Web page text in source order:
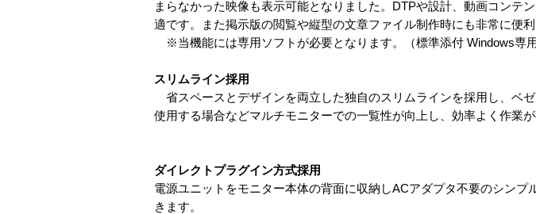
まらなかった映像も表示可能となりました。DTPや設計、動画コンテ
適です。また掲示版の閲覧や縦型の文章ファイル制作時にも非常に便利
※当機能には専用ソフトが必要となります。（標準添付 Windows専用
スリムライン採用
省スペースとデザインを両立した独自のスリムラインを採用し、ベ
使用する場合などマルチモニターでの一覧性が向上し、効率よく作業が
ダイレクトプラグイン方式採用
電源ユニットをモニター本体の背面に収納しACアダプタ不要のシン
きます。